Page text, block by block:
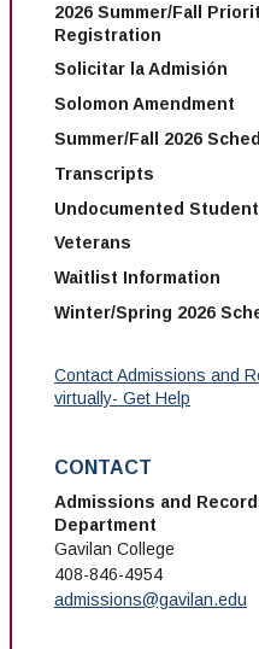
2026 Summer/Fall
Registration
Solicitar la Admisión
Solomon Amendment
Summer/Fall 2026
Transcripts
Undocumented
Veterans
Waitlist Information
Winter/Spring 2026
Contact Admissions and
virtually- Get Help
CONTACT
Admissions and
Department
Gavilan College
408-846-4954
admissions@gavilan.edu